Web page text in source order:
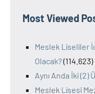
Most Viewed
Meslek Liseliler
Olacak?(114.623)
Aynı Anda İki (2)
Meslek Lisesi